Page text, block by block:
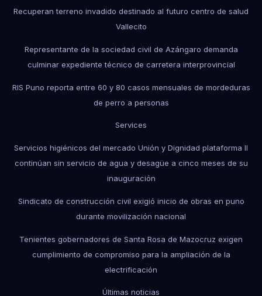
Recuperan terreno invadido destinado al futuro centro de salud
Vallecito
Representante de la sociedad civil de Azángaro demanda
culminar expediente técnico de carretera interprovincial
RIS Puno reporta entre 60 y 80 casos mensuales de mordeduras
de perro a personas
Services
Servicios higiénicos del mercado Unión y Dignidad plataforma II
continúan sin servicio de agua y desagüe a cinco meses de su
inauguración
Sindicato de construcción civil exigió inicio de obras en puno
durante movilización nacional
Tenientes gobernadores de Santa Rosa de Mazocruz exigen
cumplimiento de compromiso para la ampliación de la
electrificación
Últimas noticias